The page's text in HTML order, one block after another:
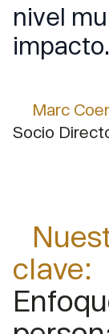
nivel
Marc
Socio
clave: